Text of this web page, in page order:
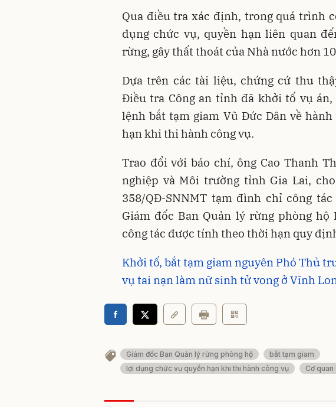
Qua điều tra xác định, trong quá trình
dụng chức vụ, quyền hạn liên quan
rừng, gây thất thoát của Nhà nước hơn
Dựa trên các tài liệu, chứng cứ thu
Điều tra Công an tỉnh đã khởi tố vụ
lệnh bắt tạm giam Vũ Đức Dân về
hạn khi thi hành công vụ.
Trao đổi với báo chí, ông Cao Thanh
nghiệp và Môi trường tỉnh Gia Lai,
358/QĐ-SNNMT tạm đình chỉ công
Giám đốc Ban Quản lý rừng phòng
công tác được tính theo thời hạn quy
Khởi tố, bắt tạm giam nguyên Phó Thủ
vụ tai nạn làm nữ sinh tử vong ở Vĩnh
Giám đốc Ban Quản lý rừng phòng hộ
bắt tạm giam
lợi dụng chức vụ quyền hạn khi thi hành công vụ
Cơ quan